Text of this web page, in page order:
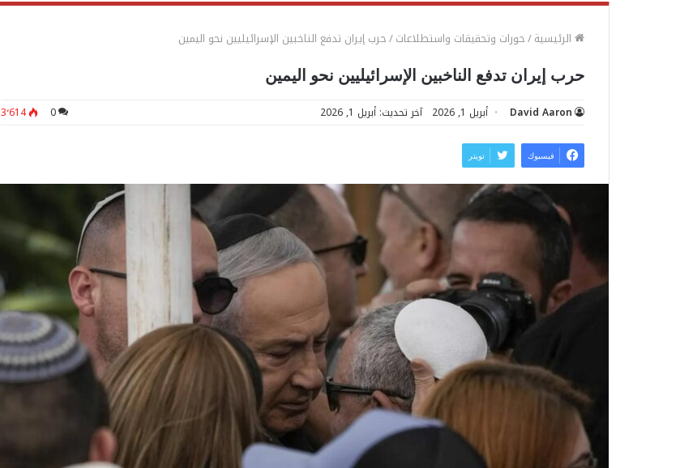
الرئيسية/حورات وتحقيقات واستطلاعات/حرب إيران تدفع الناخبين الإسرائيليين نحو اليمين
حرب إيران تدفع الناخبين الإسرائيليين نحو اليمين
David Aaron أبريل 1, 2026 آخر تحديث: أبريل 1, 2026 0 3٬614
فيسبوك تويتر